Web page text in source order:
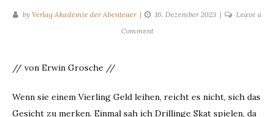
by Verlag Akademie der Abenteuer 16. Dezember 2023
Leave a
Commenton
// von Erwin Grosche //
Wenn sie einem Vierling Geld leihen, reicht es nicht, sich das
Gesicht zu merken. Einmal sah ich Drillinge Skat spielen, da